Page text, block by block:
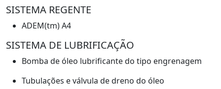
SISTEMA REGENTE
ADEM(tm) A4
SISTEMA DE LUBRIFICAÇÃO
Bomba de óleo lubrificante do tipo engrenagem
Tubulações e válvula de dreno do óleo